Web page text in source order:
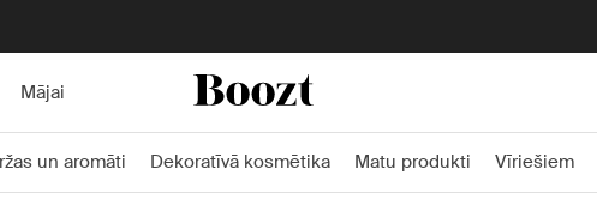
Mājai
un aromāti Dekoratīvā kosmētika Matu produkti Vīriešiem